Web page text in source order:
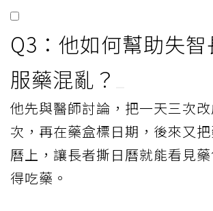
Q3：他如何幫助失
服藥混亂？
他先與醫師討論，把一天三次
次，再在藥盒標日期，後來又
曆上，讓長者撕日曆就能看見
得吃藥。